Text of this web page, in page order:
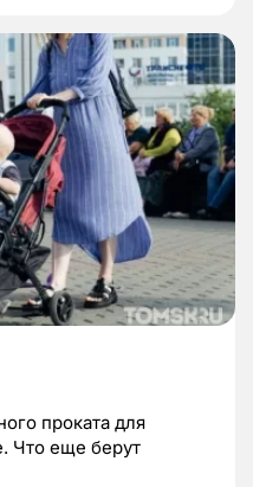
проката для
Что еще берут